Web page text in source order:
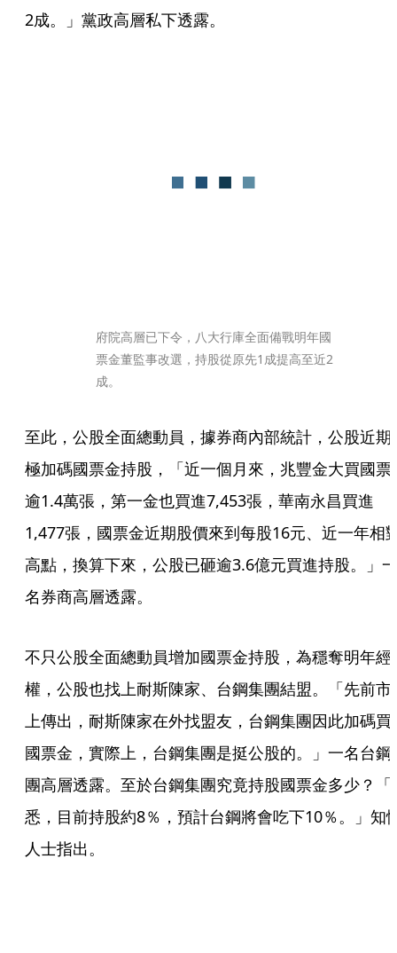
2成。」黨政高層私下透露。
府院高層已下令，八大行庫全面備戰明年國
票金董監事改選，持股從原先1成提高至近2
成。
至此，公股全面總動員，據券商內部統計，公股近期
極加碼國票金持股，「近一個月來，兆豐金大買國票
逾1.4萬張，第一金也買進7,453張，華南永昌買進
1,477張，國票金近期股價來到每股16元、近一年相
高點，換算下來，公股已砸逾3.6億元買進持股。」一
名券商高層透露。
不只公股全面總動員增加國票金持股，為穩奪明年經
權，公股也找上耐斯陳家、台鋼集團結盟。「先前市
上傳出，耐斯陳家在外找盟友，台鋼集團因此加碼買
國票金，實際上，台鋼集團是挺公股的。」一名台鋼
團高層透露。至於台鋼集團究竟持股國票金多少？「
悉，目前持股約8％，預計台鋼將會吃下10％。」知
人士指出。